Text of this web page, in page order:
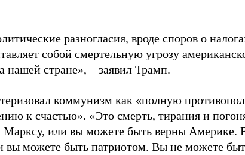
разногласия, вроде споров о
собой смертельную угрозу
нашей стране», – заявил Трамп.
коммунизм как «полную
к счастью». «Это смерть, тирания и
Марксу, или вы можете быть верны Америке.
вы можете быть патриотом. Вы не можете